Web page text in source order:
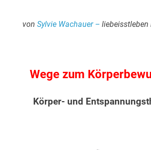
von Sylvie Wachauer –
Wege zum
Körper- und